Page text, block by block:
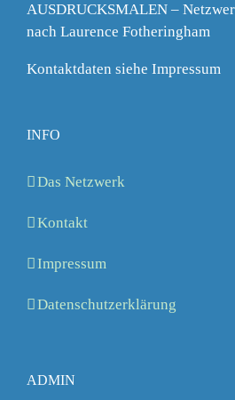
AUSDRUCKSMALEN –
nach Laurence Fotheringham
Kontaktdaten siehe Impressum
INFO
Das Netzwerk
Kontakt
Impressum
Datenschutzerklärung
ADMIN